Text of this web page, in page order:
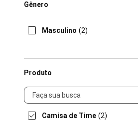
Gênero
Masculino (2)
Produto
Produto
Camisa de Time (2)